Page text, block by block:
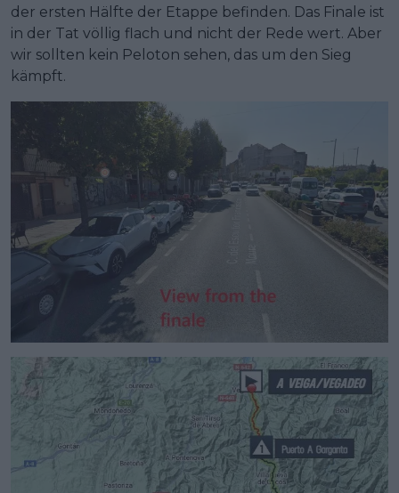
der ersten Hälfte der Etappe befinden. Das Finale ist
in der Tat völlig flach und nicht der Rede wert. Aber
wir sollten kein Peloton sehen, das um den Sieg
kämpft.